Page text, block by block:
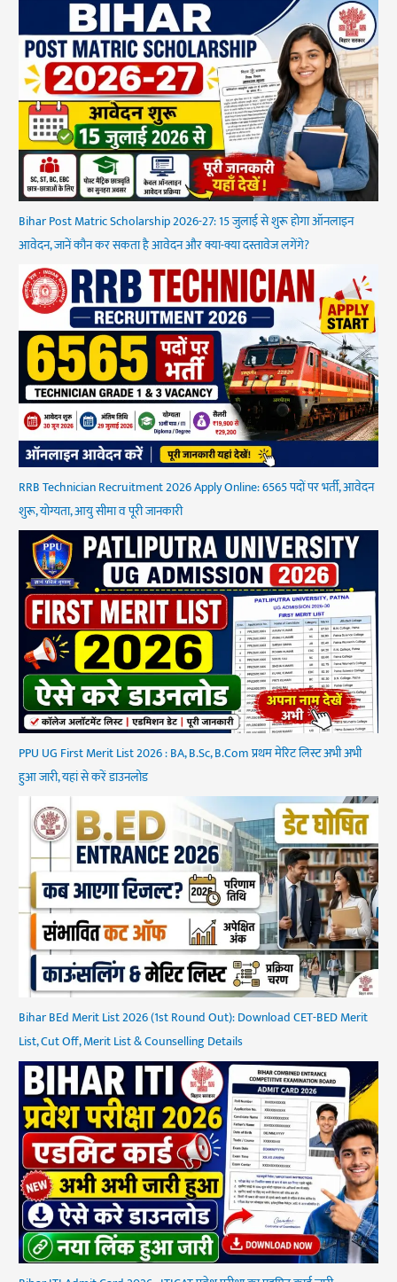
Bihar Post Matric Scholarship 2026-27: 15 जुलाई से शुरू होगा ऑनलाइन
आवेदन, जानें कौन कर सकता है आवेदन और क्या-क्या दस्तावेज लगेंगे?
RRB Technician Recruitment 2026 Apply Online: 6565 पदों पर भर्ती, आवेदन
शुरू, योग्यता, आयु सीमा व पूरी जानकारी
PPU UG First Merit List 2026 : BA, B.Sc, B.Com प्रथम मेरिट लिस्ट अभी अभी
हुआ जारी, यहां से करें डाउनलोड
Bihar BEd Merit List 2026 (1st Round Out): Download CET-BED Merit
List, Cut Off, Merit List & Counselling Details